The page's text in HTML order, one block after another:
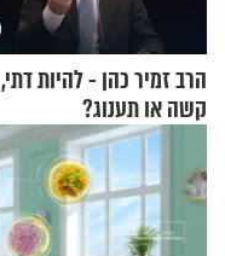
הרב זמיר כהן - להיות דתי,
קשה או תענוג?